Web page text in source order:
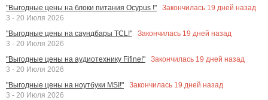
"Выгодные цены на блоки питания Ocypus !"
Закончилась 19 дней назад
3 - 20 Июля 2026
"Выгодные цены на саундбары TCL!"
Закончилась 19 дней назад
3 - 20 Июля 2026
"Выгодные цены на аудиотехнику Fifine!"
Закончилась 19 дней назад
3 - 20 Июля 2026
"Выгодные цены на ноутбуки MSI!"
Закончилась 19 дней назад
3 - 20 Июля 2026